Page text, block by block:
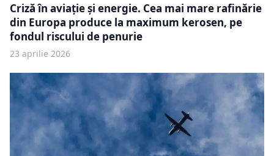
Criză în aviație și energie. Cea mai mare rafinărie
din Europa produce la maximum kerosen, pe
fondul riscului de penurie
23 aprilie 2026